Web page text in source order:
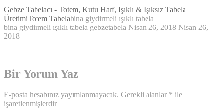
Gebze Tabelacı - Totem, Kutu Harf, Işıklı & Işıksız Tabela
ÜretimiTotem Tabelabina giydirmeli ışıklı tabela
bina giydirmeli ışıklı tabela gebzetabela Nisan 26, 2018 Nisan 26,
2018
Bir Yorum Yaz
E-posta hesabınız yayımlanmayacak. Gerekli alanlar * ile
işaretlenmişlerdir